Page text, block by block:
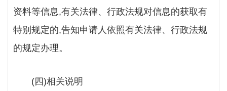
资料等信息,有关法律、行政法规对信息的获取有
特别规定的,告知申请人依照有关法律、行政法规
的规定办理。
(四)相关说明